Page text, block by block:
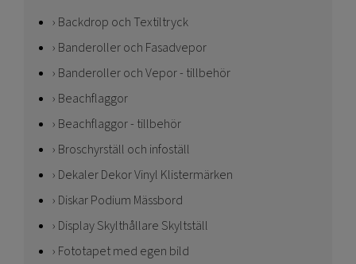
Backdrop och Textiltryck
Banderoller och Fasadvepor
Banderoller och Vepor - tillbehör
Beachflaggor
Beachflaggor - tillbehör
Broschyrställ och infoställ
Dekaler Dekor Vinyl Klistermärken
Diskar Podium Mässbord
Display Skylthållare Skyltställ
Fototapet med egen bild